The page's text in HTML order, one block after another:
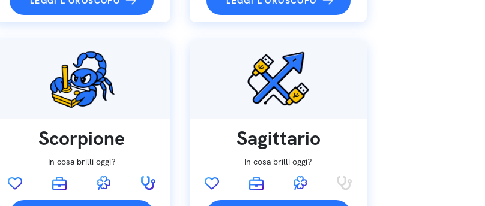
Scorpione
In cosa brilli oggi?
Sagittario
In cosa brilli oggi?